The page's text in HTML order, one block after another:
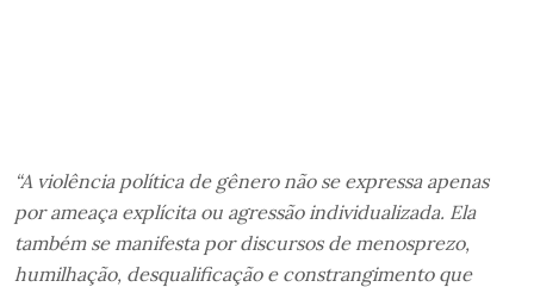
“A violência política de gênero não se expressa apenas
por ameaça explícita ou agressão individualizada. Ela
também se manifesta por discursos de menosprezo,
humilhação, desqualificação e constrangimento que